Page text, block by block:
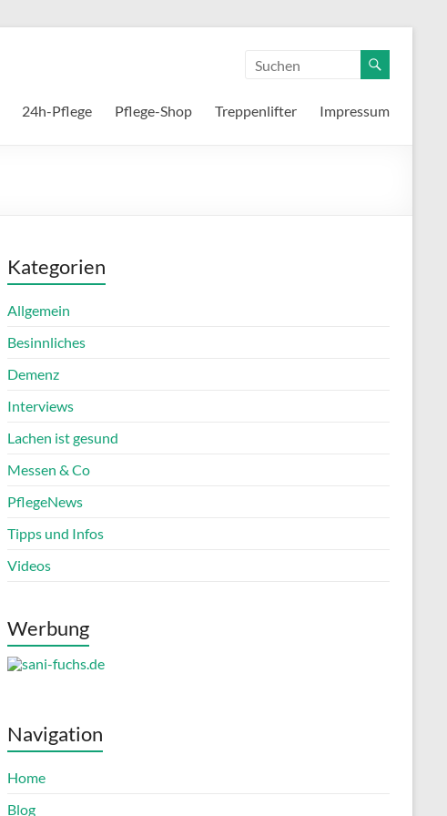
24h-Pflege Pflege-Shop Treppenlifter Impressum
Kategorien
Allgemein
Besinnliches
Demenz
Interviews
Lachen ist gesund
Messen & Co
PflegeNews
Tipps und Infos
Videos
Werbung
Navigation
Home
Blog